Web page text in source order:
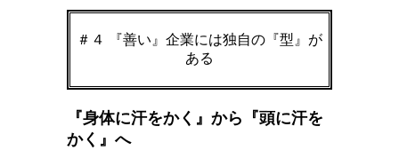
＃４ 『善い』企業には独自の『型』が
ある
『身体に汗をかく』から『頭に汗を
かく』へ